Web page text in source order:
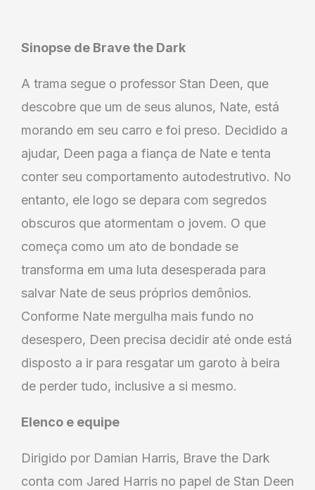
Sinopse de Brave the Dark
A trama segue o professor Stan Deen, que
descobre que um de seus alunos, Nate, está
morando em seu carro e foi preso. Decidido a
ajudar, Deen paga a fiança de Nate e tenta
conter seu comportamento autodestrutivo. No
entanto, ele logo se depara com segredos
obscuros que atormentam o jovem. O que
começa como um ato de bondade se
transforma em uma luta desesperada para
salvar Nate de seus próprios demônios.
Conforme Nate mergulha mais fundo no
desespero, Deen precisa decidir até onde está
disposto a ir para resgatar um garoto à beira
de perder tudo, inclusive a si mesmo.
Elenco e equipe
Dirigido por Damian Harris, Brave the Dark
conta com Jared Harris no papel de Stan Deen